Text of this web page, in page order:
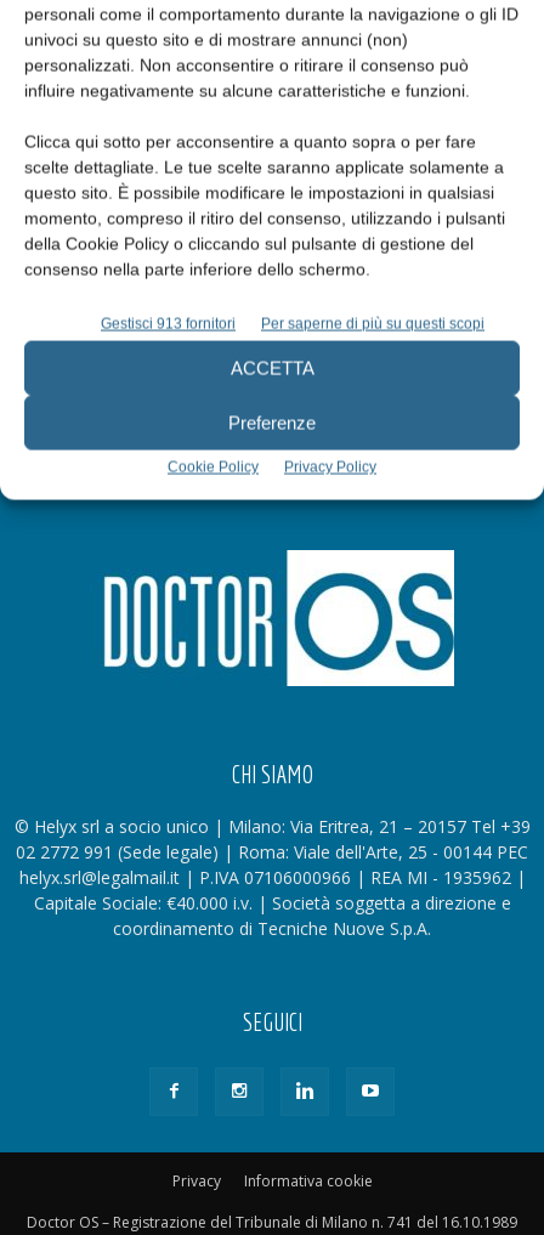
personali come il comportamento durante la navigazione o gli ID
univoci su questo sito e di mostrare annunci (non)
personalizzati. Non acconsentire o ritirare il consenso può
influire negativamente su alcune caratteristiche e funzioni.
Clicca qui sotto per acconsentire a quanto sopra o per fare
scelte dettagliate. Le tue scelte saranno applicate solamente a
questo sito. È possibile modificare le impostazioni in qualsiasi
momento, compreso il ritiro del consenso, utilizzando i pulsanti
della Cookie Policy o cliccando sul pulsante di gestione del
consenso nella parte inferiore dello schermo.
Gestisci 913 fornitori Per saperne di più su questi scopi
ACCETTA
Preferenze
Cookie Policy Privacy Policy
Edicola web
Abbonati
Iscriviti alla newsletter
CHI SIAMO
© Helyx srl a socio unico | Milano: Via Eritrea, 21 – 20157 Tel +39
02 2772 991 (Sede legale) | Roma: Viale dell'Arte, 25 - 00144 PEC
helyx.srl@legalmail.it | P.IVA 07106000966 | REA MI - 1935962 |
Capitale Sociale: €40.000 i.v. | Società soggetta a direzione e
coordinamento di Tecniche Nuove S.p.A.
SEGUICI
Privacy
Informativa cookie
Doctor OS – Registrazione del Tribunale di Milano n. 741 del 16.10.1989